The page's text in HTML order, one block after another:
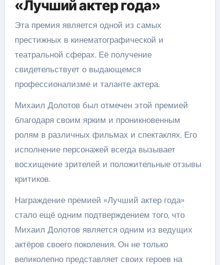
«Лучший актер года»
Эта премия является одной из самых
престижных в кинематографической и
театральной сферах. Её получение
свидетельствует о выдающемся
профессионализме и таланте актера.
Михаил Долотов был отмечен этой премией
благодаря своим ярким и проникновенным
ролям в различных фильмах и спектаклях. Его
исполнение персонажей всегда вызывает
восхищение зрителей и положительные отзывы
критиков.
Награждение премией «Лучший актер года»
стало ещё одним подтверждением того, что
Михаил Долотов является одним из ведущих
актёров своего поколения. Он не только
великолепно представляет своих героев на